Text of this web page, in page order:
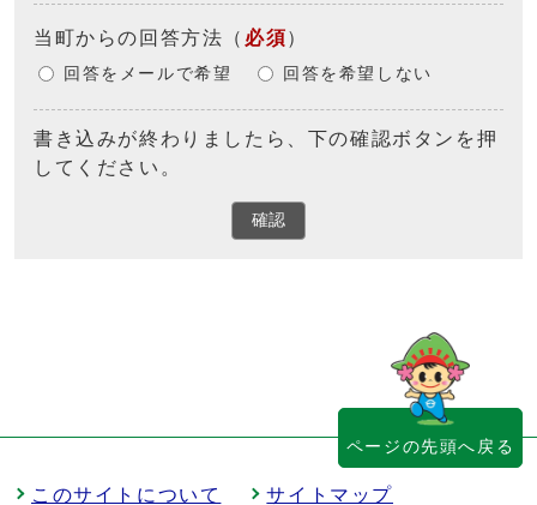
当町からの回答方法 （ 必須）
回答をメールで希望 回答を希望しない
書き込みが終わりましたら、下の確認ボタンを押
してください。
確認
このサイトについて サイトマップ
ページの先頭へ戻る